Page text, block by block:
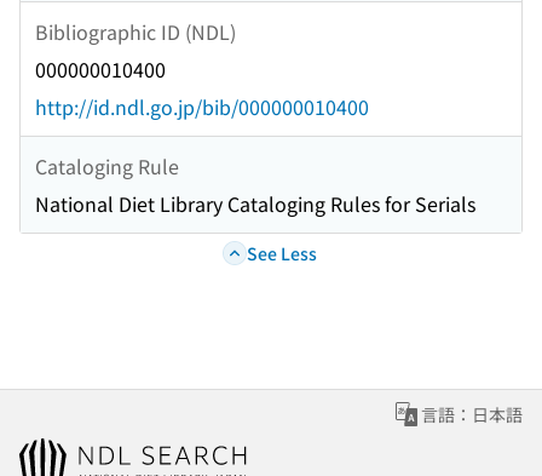
Bibliographic ID (NDL)
000000010400
http://id.ndl.go.jp/bib/000000010400
Cataloging Rule
National Diet Library Cataloging Rules for Serials
See Less
言語：日本語